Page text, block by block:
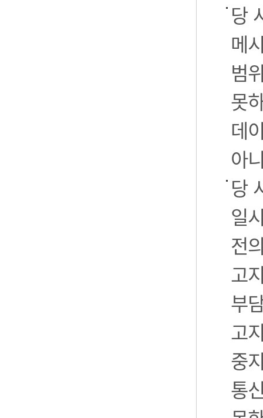
당
메
범
못
데
아
당
일
전
고
부
고
중
통